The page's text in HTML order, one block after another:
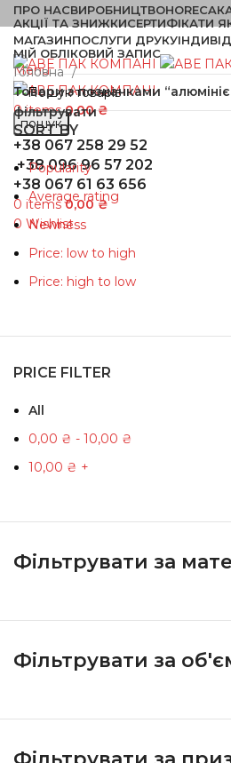
ПРО НАСВИРОБНИЦТВОHORECA
АКЦІЇ ТА ЗНИЖКИСЕРТИФІКАТИ
МАГАЗИНПОСЛУГИ ДРУКУ
МІЙ ОБЛІКОВИЙ ЗАПИС
Menu
0items 0,00₴
пошук
+38 067 258 29 52
+38 096 96 57 202
+38 067 61 63 656
0 items 0,00₴
0 Wishlist
Головна
Товари з позначками
фільтрувати
SORT BY
Popularity
Average rating
Newness
Price: low to high
Price: high to low
PRICE FILTER
All
0,00 ₴ - 10,00 ₴
10,00 ₴ +
Фільтрувати за
Фільтрувати за